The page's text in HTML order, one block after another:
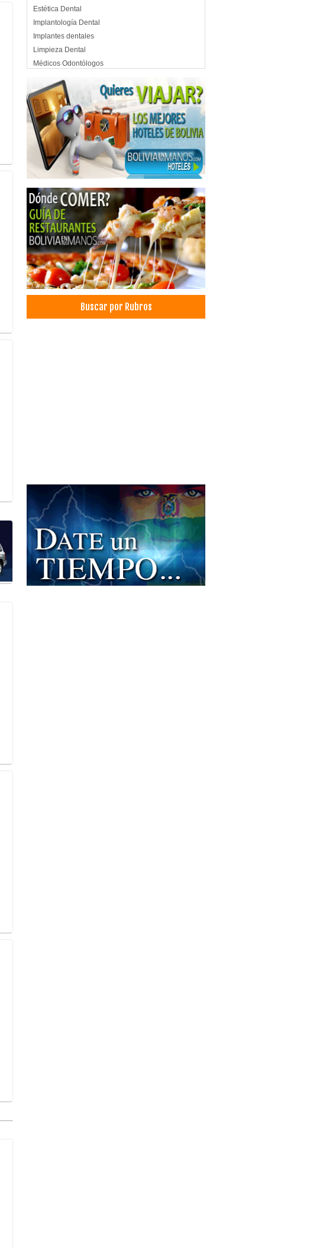
Estética Dental
Implantología Dental
Implantes dentales
Limpieza Dental
Médicos Odontólogos
Odontopediatría
Odontología
Periodoncia
Centros Médicos
Salud: Centros Médicos
Emergencias
Radiólogo Dental
Radiografías Dentales
Radiodiagnóstico
Centro Radiológico Dental
Kinesiología
Medicina Alternativa
Médicos Fisioterapeutas
Fisioterapia
Tratamientos Corporales
Ozonoterapia
Consultorios Médicos
Médicos Pediatras
Estética Corporal
Fisioterapia Integral
Ecografías
Ginecología
Laboratorios Médicos
Salud Sexual y Reproductiva
Buscar por Rubros